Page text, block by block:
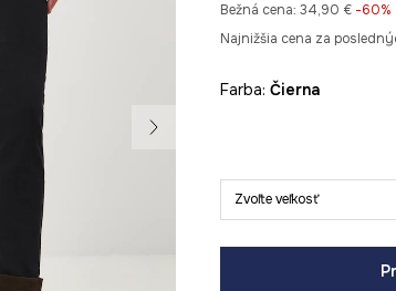
Bežná cena: 34,90 €-60%
Najnižšia cena za
Farba: čierna
Zvoľte veľkosť